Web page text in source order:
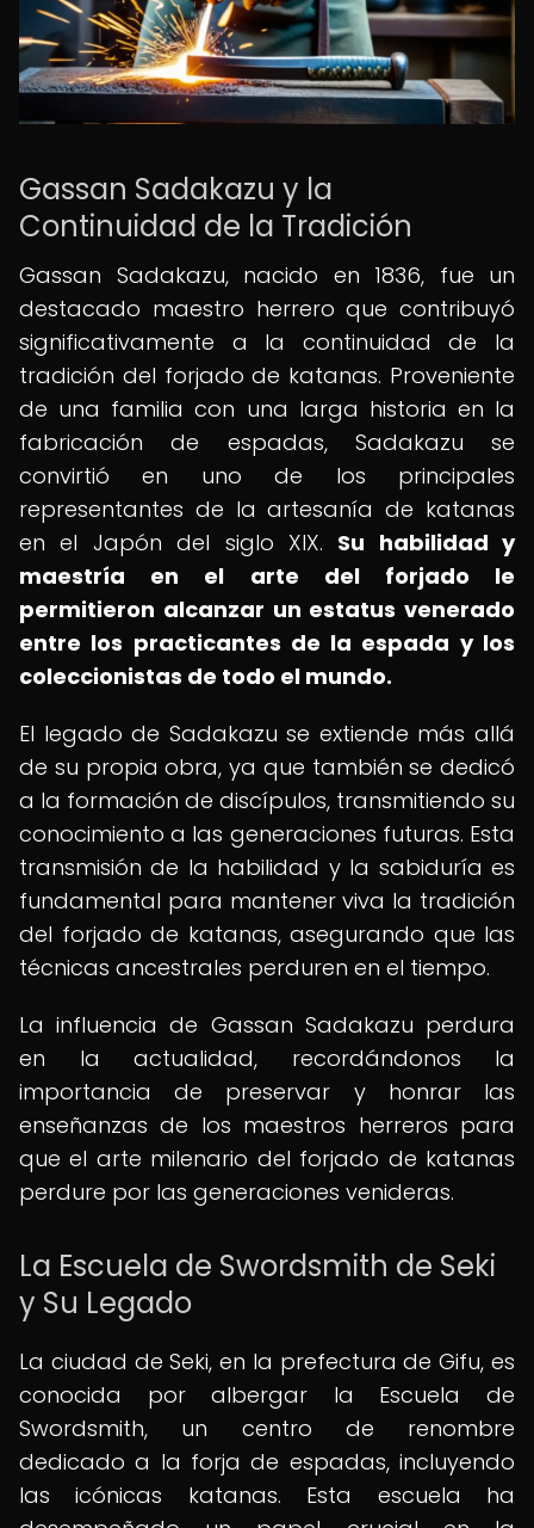
Gassan Sadakazu y la
Continuidad de la Tradición
Gassan Sadakazu, nacido en 1836, fue un
destacado maestro herrero que contribuyó
significativamente a la continuidad de la
tradición del forjado de katanas. Proveniente
de una familia con una larga historia en la
fabricación de espadas, Sadakazu se
convirtió en uno de los principales
representantes de la artesanía de katanas
en el Japón del siglo XIX. Su habilidad y
maestría en el arte del forjado le
permitieron alcanzar un estatus venerado
entre los practicantes de la espada y los
coleccionistas de todo el mundo.
El legado de Sadakazu se extiende más allá
de su propia obra, ya que también se dedicó
a la formación de discípulos, transmitiendo su
conocimiento a las generaciones futuras. Esta
transmisión de la habilidad y la sabiduría es
fundamental para mantener viva la tradición
del forjado de katanas, asegurando que las
técnicas ancestrales perduren en el tiempo.
La influencia de Gassan Sadakazu perdura
en la actualidad, recordándonos la
importancia de preservar y honrar las
enseñanzas de los maestros herreros para
que el arte milenario del forjado de katanas
perdure por las generaciones venideras.
La Escuela de Swordsmith de Seki
y Su Legado
La ciudad de Seki, en la prefectura de Gifu, es
conocida por albergar la Escuela de
Swordsmith, un centro de renombre
dedicado a la forja de espadas, incluyendo
las icónicas katanas. Esta escuela ha